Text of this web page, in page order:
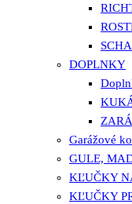
DOPLNKY
Garážové
GULE,
KĽUČKY
KĽUČKY